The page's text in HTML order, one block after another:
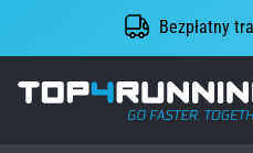
Bezpłatny